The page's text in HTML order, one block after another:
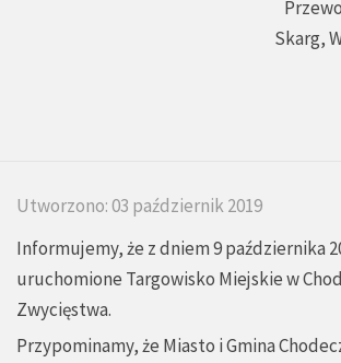
Skarg,
Utworzono: 03 październik 2019
Informujemy, że z dniem 9 października
uruchomione Targowisko Miejskie w
Zwycięstwa.
Przypominamy, że Miasto i Gmina